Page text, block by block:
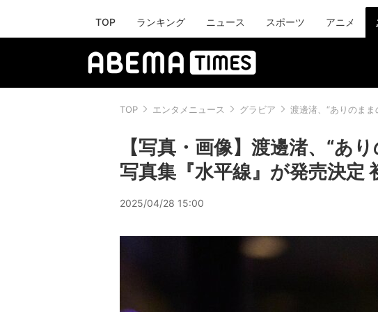
TOP ランキング ニュース スポーツ アニメ
TOP エンタメニュース グラビア 渡邊渚、“ありのま
【写真・画像】渡邊渚、“あ
写真集『水平線』が発売決定
2025/04/28 15:00